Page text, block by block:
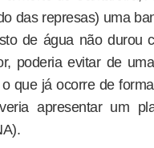
das represas) uma
de água não durou
poderia evitar de
que já ocorre de
apresentar um